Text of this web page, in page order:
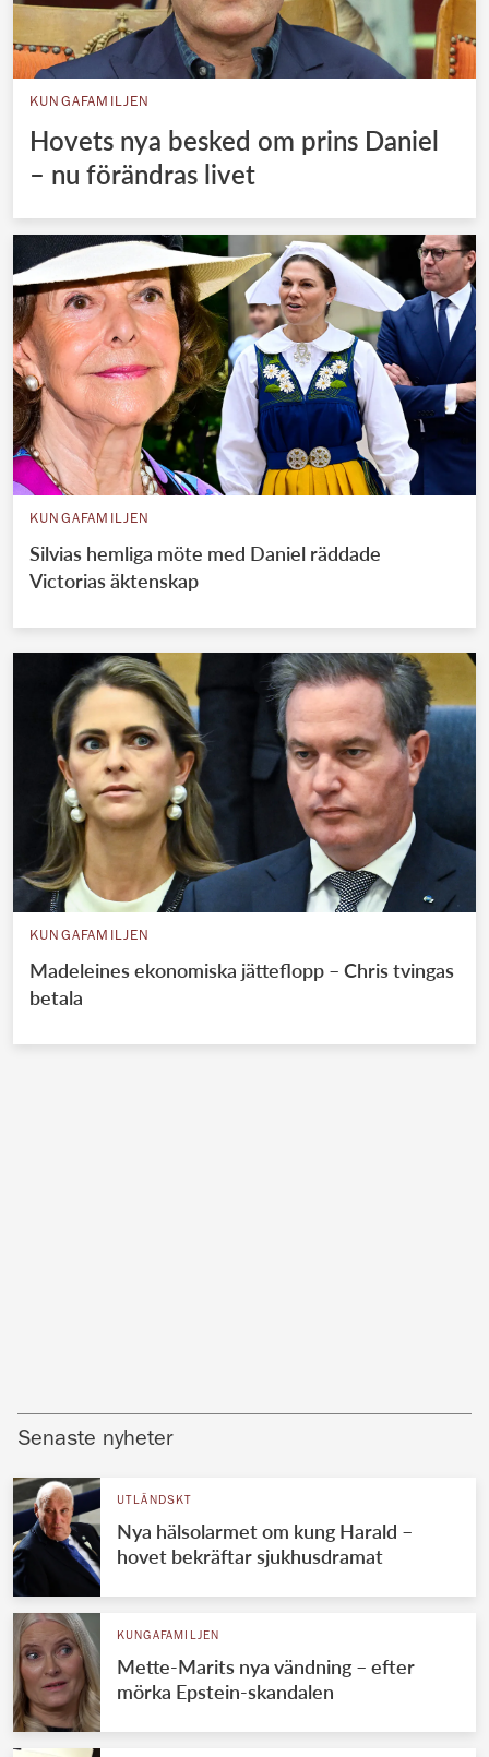
KUNGAFAMILJEN
Hovets nya besked om prins Daniel
– nu förändras livet
KUNGAFAMILJEN
Silvias hemliga möte med Daniel räddade
Victorias äktenskap
KUNGAFAMILJEN
Madeleines ekonomiska jätteflopp – Chris tvingas
betala
Senaste nyheter
UTLÄNDSKT
Nya hälsolarmet om kung Harald –
hovet bekräftar sjukhusdramat
KUNGAFAMILJEN
Mette-Marits nya vändning – efter
mörka Epstein-skandalen